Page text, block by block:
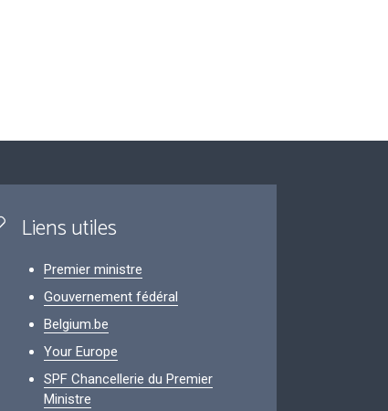
Liens utiles
Premier ministre
Gouvernement fédéral
Belgium.be
Your Europe
SPF Chancellerie du Premier
Ministre